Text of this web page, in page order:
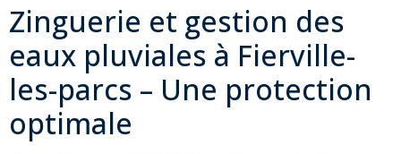
Zinguerie et gestion des
eaux pluviales à Fierville-
les-parcs – Une protection
optimale